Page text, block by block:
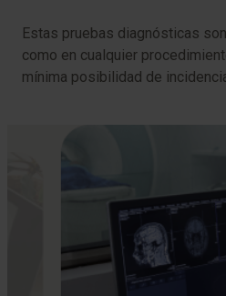
Estas pruebas diagnósticas
como en cualquier
mínima posibilidad de